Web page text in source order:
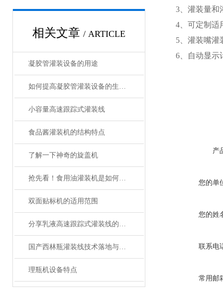
相关文章 / ARTICLE
凝胶管灌装设备的用途
如何提高凝胶管灌装设备的生产效率？
小容量高速跟踪式灌装线
食品酱灌装机的结构特点
了解一下神奇的旋盖机
抢先看！食用油灌装机是如何维护保养的呢？
双面贴标机的适用范围
分享乳液高速跟踪式灌装线的维护方法
国产西林瓶灌装线技术落地与生产痛点探析——基于淼昶MC-XLP-2D系列设备的实践研究
理瓶机设备特点
3、灌装量和
4、可定制适
5、灌装嘴灌
6、自动显示
产
您的单
您的姓
联系电
常用邮